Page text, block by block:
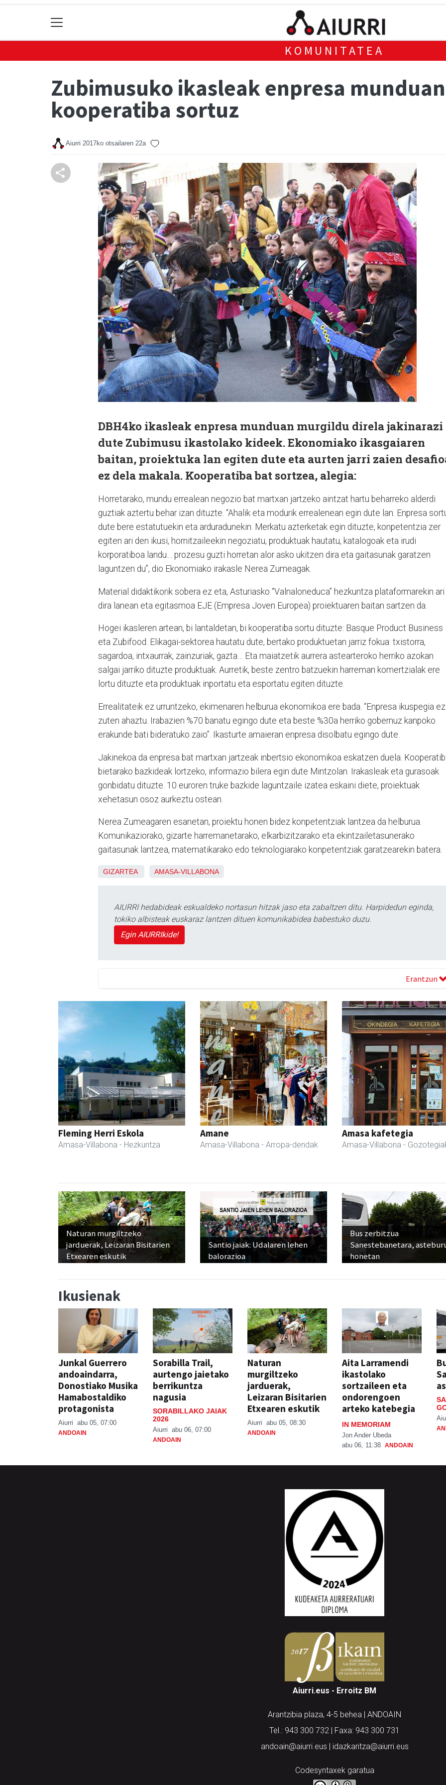
KOMUNITATEA
Zubimusuko ikasleak enpresa
kooperatiba sortuz
Aiurri 2017ko otsailaren 22a
DBH4ko ikasleak enpresa munduan murgildu direla jakinarazi
dute Zubimusu ikastolako kideek. Ekonomiako ikasgaiaren
baitan, proiektuka lan egiten dute eta aurten jarri zaien
ez dela makala. Kooperatiba bat sortzea, alegia:
Horretarako, mundu errealean negozio bat martxan jartzeko aintzat hartu beharreko alderdi
guztiak aztertu behar izan dituzte. “Ahalik eta modurik errealenean egin dute lan. Enpresa
dute bere estatutuekin eta arduradunekin. Merkatu azterketak egin dituzte, konpetentzia zer
egiten ari den ikusi, hornitzaileekin negoziatu, produktuak hautatu, katalogoak eta irudi
korporatiboa landu… prozesu guzti horretan alor asko ukitzen dira eta gaitasunak garatzen
laguntzen du”, dio Ekonomiako irakasle Nerea Zumeagak.
Material didaktikorik sobera ez eta, Asturiasko “Valnaloneduca” hezkuntza plataformarekin ari
dira lanean eta egitasmoa EJE (Empresa Joven Europea) proiektuaren baitan sartzen da.
Hogei ikasleren artean, bi lantaldetan, bi kooperatiba sortu dituzte: Basque Product Business
eta Zubifood. Elikagai-sektorea hautatu dute, bertako produktuetan jarriz fokua: txistorra,
sagardoa, intxaurrak, zainzuriak, gazta… Eta maiatzetik aurrera astearteroko herriko azokan
salgai jarriko dituzte produktuak. Aurretik, beste zentro batzuekin harreman komertzialak ere
lortu dituzte eta produktuak inportatu eta esportatu egiten dituzte.
Errealitateik ez urruntzeko, ekimenaren helburua ekonomikoa ere bada. “Enpresa ikuspegia
zuten ahaztu. Irabazien %70 banatu egingo dute eta beste %30a herriko gobernuz kanpoko
erakunde bati bideratuko zaio”. Ikasturte amaieran enpresa disolbatu egingo dute.
Jakinekoa da enpresa bat martxan jartzeak inbertsio ekonomikoa eskatzen duela.
bietarako bazkideak lortzeko, informazio bilera egin dute Mintzolan. Irakasleak eta gurasoak
gonbidatu dituzte. 10 euroren truke bazkide laguntzaile izatea eskaini diete, proiektuak
xehetasun osoz aurkeztu ostean.
Nerea Zumeagaren esanetan, proiektu honen bidez konpetentziak lantzea da helburua.
Komunikaziorako, gizarte harremanetarako, elkarbizitzarako eta ekintzailetasunerako
gaitasunak lantzea, matematikarako edo teknologiarako konpetentziak garatzearekin batera.
GIZARTEA AMASA-VILLABONA
AIURRI hedabideak eskualdeko nortasun hitzak jaso eta zabaltzen ditu. Harpidedun eginda,
tokiko albisteak euskaraz lantzen dituen komunikabidea babestuko duzu.
Egin AIURRIkide!
Erantzun
Fleming Herri Eskola
Amasa-Villabona - Hezkuntza
Amane
Amasa-Villabona - Arropa-dendak
Amasa kafetegia
Amasa-Villabona -
Naturan murgiltzeko
jarduerak, Leizaran Bisitarien
Etxearen eskutik
Santio jaiak: Udalaren lehen
balorazioa
Bus zerbitzua
Sanestebanetara,
honetan
Ikusienak
Junkal Guerrero
andoaindarra,
Donostiako Musika
Hamabostaldiko
protagonista
Aiurri abu 05, 07:00
ANDOAIN
Sorabilla Trail,
aurtengo jaietako
berrikuntza
nagusia
SORABILLAKO JAIAK
2026
Aiurri abu 06, 07:00
ANDOAIN
Naturan
murgiltzeko
jarduerak,
Leizaran Bisitarien
Etxearen eskutik
Aiurri abu 05, 08:30
ANDOAIN
Aita Larramendi
ikastolako
sortzaileen eta
ondorengoen
arteko katebegia
IN MEMORIAM
Jon Ander Ubeda
abu 06, 11:38 ANDOAIN
Aiurri.eus - Erroitz BM
Arantzibia plaza, 4-5 behea | ANDOAIN
Tel.: 943 300 732 | Faxa: 943 300 731
andoain@aiurri.eus | idazkaritza@aiurri.eus
Codesyntaxek garatua